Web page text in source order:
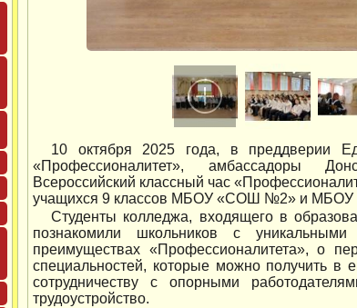
10 октября 2025 года, в преддверии
«Профессионалитет», амбассадоры
Всероссийский классный час
учащихся 9 классов МБОУ «СОШ №2» и МБОУ
Студенты колледжа, входящего в
познакомили школьников с
преимуществах «Профессионалитета», о
специальностей, которые можно получить в
сотрудничеству с опорными
трудоустройство.